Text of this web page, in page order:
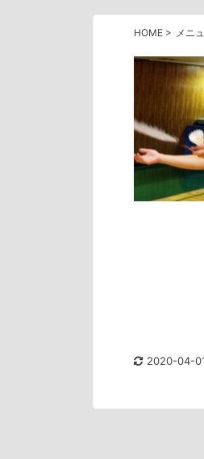
HOME > メニ
2020-04-